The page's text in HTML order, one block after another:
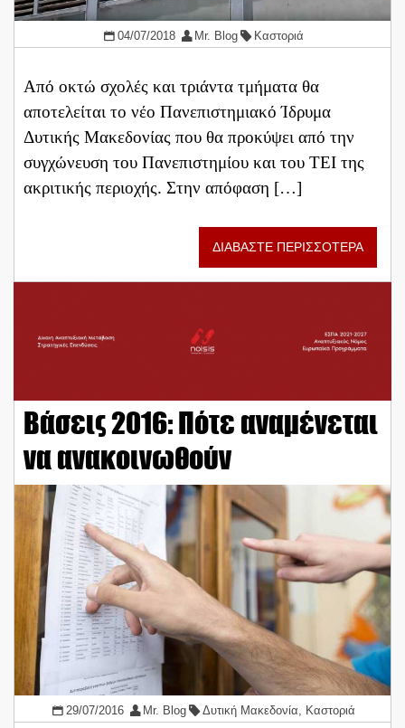
04/07/2018 Mr. Blog Καστοριά
Από οκτώ σχολές και τριάντα τμήματα θα
αποτελείται το νέο Πανεπιστημιακό Ίδρυμα
Δυτικής Μακεδονίας που θα προκύψει από την
συγχώνευση του Πανεπιστημίου και του ΤΕΙ της
ακριτικής περιοχής. Στην απόφαση […]
ΔΙΑΒΑΣΤΕ ΠΕΡΙΣΣΟΤΕΡΑ
Βάσεις 2016: Πότε αναμένεται
να ανακοινωθούν
29/07/2016 Mr. Blog Δυτική Μακεδονία, Καστοριά